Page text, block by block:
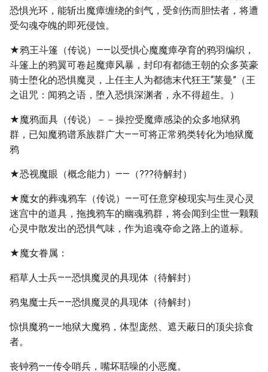
恐惧光环，能斩出魔瘴缠绕的剑气，受剑伤而胆怯者，将遭
受勾魂夺魄的即死侵蚀。
★鸦王斗篷（传说）——以受惧心魔魔瘴孕育的鸦羽编织，
斗篷上的鸦翼可卷起魔瘴风暴，封印有都德王朝的众多英豪
骑士堕化的恐惧魔灵，上任主人为都德末代狂王“莱曼”（王
之诅咒：闻鸦之语，堕入恐惧深渊者，永不得超生。）
★魔鸦面具（传说）－－操控受魔瘴感染的众多地狱鸦
群，已知魔鸦谱系族群广大——可将正常鸦类转化为地狱魔
鸦
★恐视魔眼（概念能力）——（???待解封）
★魔女的葬魂鸦车（传说）——可任意穿梭现实与生灵心灵
迷宫中的道具，拖拽鸦车的幽魂鸦群，将会闻到尘世一颗颗
心灵中散发出的恐惧气味，作为追魂夺命之路上的道标。
★魔女眷属：
稻草人士兵——恐惧魔灵的具现体（待解封）
鸦鬼魔士兵——恐惧魔灵的具现体（待解封）
惊惧魔鸦——地狱大魔鸦，体型庞然、遮天蔽日的顶尖掠食
者。
丧钟鸦——传令哨兵，嘴坏聒噪的小恶魔。